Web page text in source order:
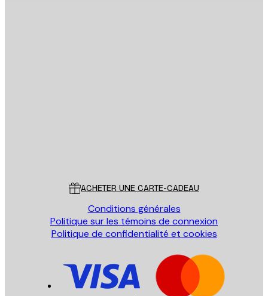
ACHETER UNE CARTE-CADEAU
Conditions générales
Politique sur les témoins de connexion
Politique de confidentialité et cookies